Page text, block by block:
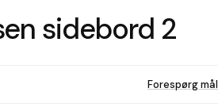
sidebord 2
Forespørg mål